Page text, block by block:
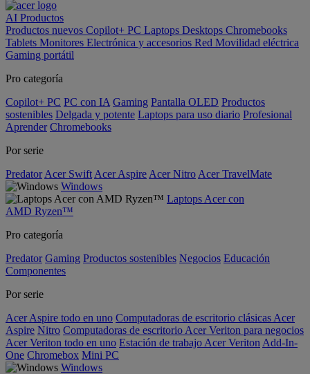
AI Productos
Productos nuevos Copilot+ PC Laptops Desktops Chromebooks
Tablets Monitores Electrónica y accesorios Red Movilidad eléctrica
Gaming portátil
Pro categoría
Copilot+ PC PC con IA Gaming Pantalla OLED Productos
sostenibles Delgada y potente Laptops para uso diario Profesional
Aprender Chromebooks
Por serie
Predator Acer Swift Acer Aspire Acer Nitro Acer TravelMate
Windows
Laptops Acer con
AMD Ryzen™
Pro categoría
Predator Gaming Productos sostenibles Negocios Educación
Componentes
Por serie
Acer Aspire todo en uno Computadoras de escritorio clásicas Acer
Aspire Nitro Computadoras de escritorio Acer Veriton para negocios
Acer Veriton todo en uno Estación de trabajo Acer Veriton Add-In-
One Chromebox Mini PC
Windows